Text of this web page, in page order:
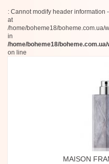
: Cannot modify header information
at
/home/boheme18/boheme.com.ua/
in
/home/boheme18/
on line
MAISON